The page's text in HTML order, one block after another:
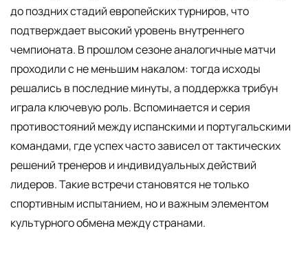
до поздних стадий европейских турниров, что
подтверждает высокий уровень внутреннего
чемпионата. В прошлом сезоне аналогичные матчи
проходили с не меньшим накалом: тогда исходы
решались в последние минуты, а поддержка трибун
играла ключевую роль. Вспоминается и серия
противостояний между испанскими и португальскими
командами, где успех часто зависел от тактических
решений тренеров и индивидуальных действий
лидеров. Такие встречи становятся не только
спортивным испытанием, но и важным элементом
культурного обмена между странами.